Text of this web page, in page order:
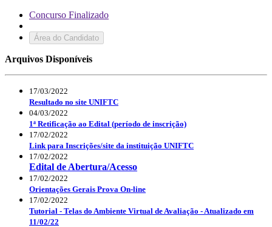
Concurso Finalizado
Área do Candidato
Arquivos Disponíveis
17/03/2022
Resultado no site UNIFTC
04/03/2022
1ª Retificação ao Edital (período de inscrição)
17/02/2022
Link para Inscrições/site da instituição UNIFTC
17/02/2022
Edital de Abertura/Acesso
17/02/2022
Orientações Gerais Prova On-line
17/02/2022
Tutorial - Telas do Ambiente Virtual de Avaliação - Atualizado em
11/02/22